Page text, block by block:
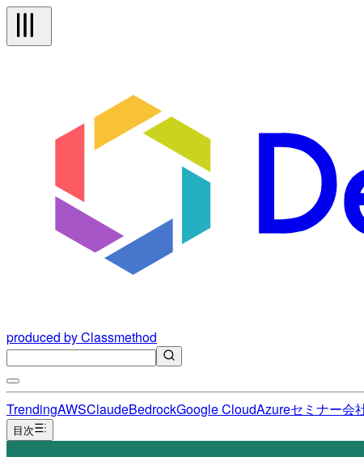
produced by Classmethod
TrendingAWSClaudeBedrockGoogle CloudAzureセミナー会
目次